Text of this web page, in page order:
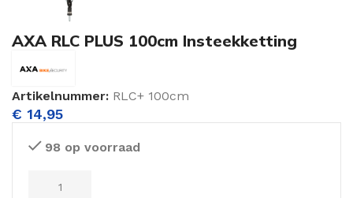
AXA RLC PLUS 100cm Insteekketting
Artikelnummer: RLC+ 100cm
€ 14,95
98 op voorraad